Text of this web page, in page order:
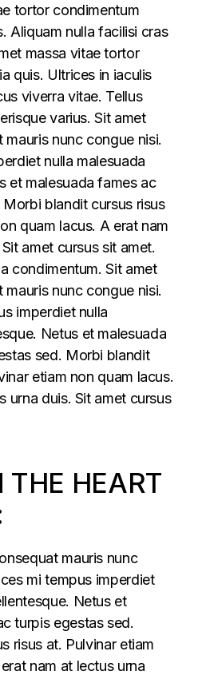
tortor condimentum
Aliquam nulla facilisi cras
massa vitae tortor
quis. Ultrices in iaculis
viverra vitae. Tellus
varius. Sit amet
nunc congue nisi.
nulla malesuada
et malesuada fames ac
blandit cursus risus
quam lacus. A erat nam
amet cursus sit amet.
condimentum. Sit amet
nunc congue nisi.
imperdiet nulla
Netus et malesuada
sed. Morbi blandit
etiam non quam lacus.
urna duis. Sit amet cursus
THE HEART
mauris nunc
mi tempus imperdiet
Netus et
turpis egestas sed.
risus at. Pulvinar etiam
nam at lectus urna